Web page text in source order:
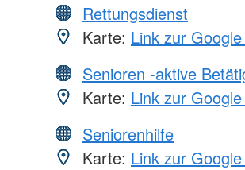
Rettungsdienst
Karte: Link zur
Senioren -aktive
Karte: Link zur
Seniorenhilfe
Karte: Link zur